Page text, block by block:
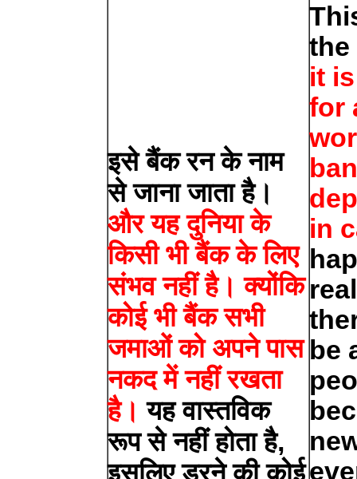
इसे बैंक रन के नाम
से जाना जाता है।
और यह दुनिया के
किसी भी बैंक के लिए
संभव नहीं है। क्योंकि
कोई भी बैंक सभी
जमाओं को अपने पास
नकद में नहीं रखता
है। यह वास्तविक
रूप से नहीं होता है,
इसलिए डरने की कोई
it
for
in
be